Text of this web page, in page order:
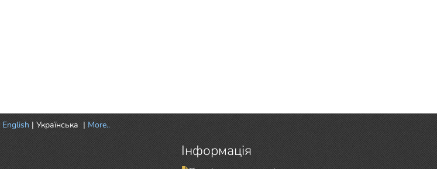
English |Українська | More..
Інформація